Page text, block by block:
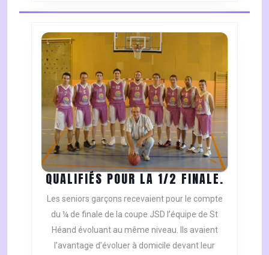
QUALIFIÉS POUR LA 1/2 FINALE.
Les seniors garçons recevaient pour le compte
du ¼ de finale de la coupe JSD l’équipe de St
Héand évoluant au même niveau. Ils avaient
l’avantage d’évoluer à domicile devant leur